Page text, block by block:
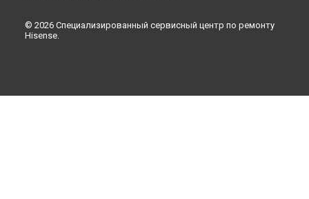
© 2026 Специализированный сервисный центр по ремонту
Hisense.